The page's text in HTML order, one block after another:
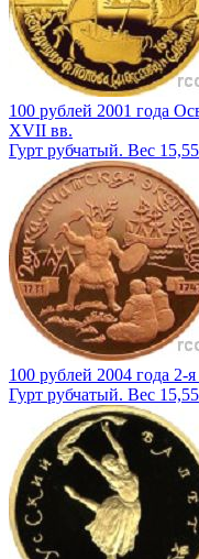
100 рублей 2001 года
XVII вв.
Гурт рубчатый. Вес
100 рублей 2004 года 2-
Гурт рубчатый. Вес